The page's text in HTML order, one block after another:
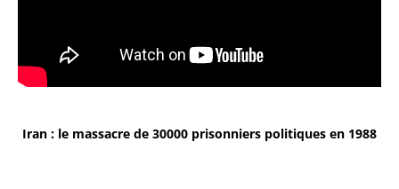
Iran : le massacre de 30000 prisonniers politiques en 1988